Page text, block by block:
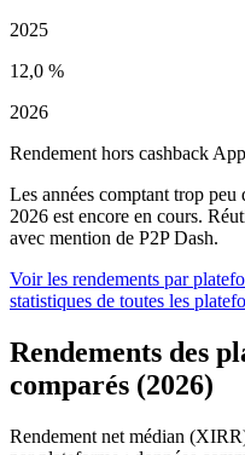
2025
12,0 %
2026
Rendement hors cashback
Les années comptant trop peu
2026 est encore en cours.
avec mention de P2P Dash.
Voir les rendements par
statistiques de toutes les
Rendements des
comparés (2026)
Rendement net médian